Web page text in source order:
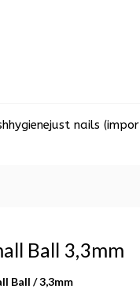
hygienejust nails
Ball 3,3mm
Ball / 3,3mm